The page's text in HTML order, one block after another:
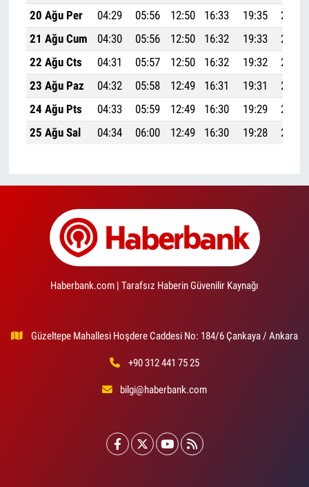
20 Ağu Per
04:29 05:56 12:50 16:33 19:35
20:56
21 Ağu Cum
04:30 05:56 12:50 16:32 19:33
20:54
22 Ağu Cts
04:31 05:57 12:50 16:32 19:32
20:53
23 Ağu Paz
04:32 05:58 12:49 16:31 19:31
20:51
24 Ağu Pts
04:33 05:59 12:49 16:30 19:29
20:49
25 Ağu Sal
04:34 06:00 12:49 16:30 19:28 20:48
Haberbank.com | Tarafsız Haberin Güvenilir Kaynağı
Güzeltepe Mahallesi Hoşdere Caddesi No: 184/6 Çankaya / Ankara
+90 312 441 75 25
bilgi@haberbank.com